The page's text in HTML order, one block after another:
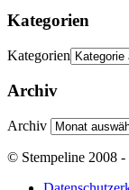
Kategorien
Kategorien
Archiv
Archiv
© Stempeline 2008 -